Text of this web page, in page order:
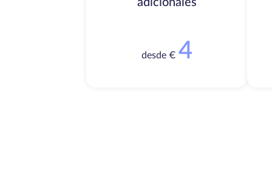
adicionales
desde € 4